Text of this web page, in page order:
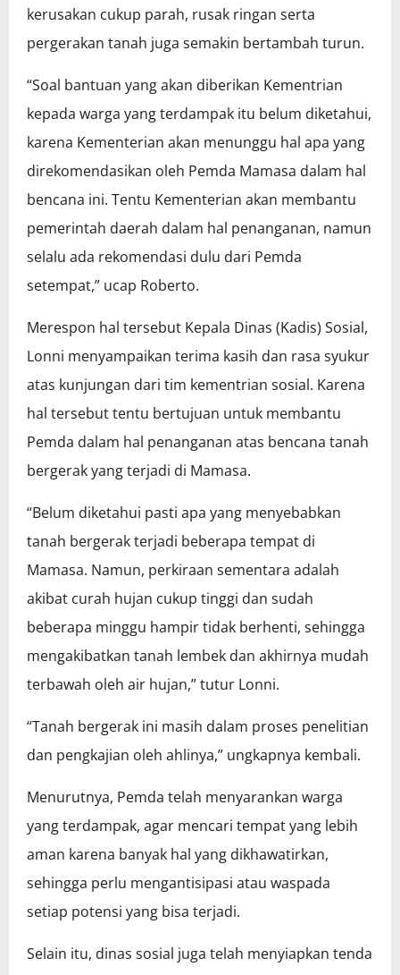
kerusakan cukup parah, rusak ringan serta
pergerakan tanah juga semakin bertambah turun.
“Soal bantuan yang akan diberikan Kementrian
kepada warga yang terdampak itu belum diketahui,
karena Kementerian akan menunggu hal apa yang
direkomendasikan oleh Pemda Mamasa dalam hal
bencana ini. Tentu Kementerian akan membantu
pemerintah daerah dalam hal penanganan, namun
selalu ada rekomendasi dulu dari Pemda
setempat,” ucap Roberto.
Merespon hal tersebut Kepala Dinas (Kadis) Sosial,
Lonni menyampaikan terima kasih dan rasa syukur
atas kunjungan dari tim kementrian sosial. Karena
hal tersebut tentu bertujuan untuk membantu
Pemda dalam hal penanganan atas bencana tanah
bergerak yang terjadi di Mamasa.
“Belum diketahui pasti apa yang menyebabkan
tanah bergerak terjadi beberapa tempat di
Mamasa. Namun, perkiraan sementara adalah
akibat curah hujan cukup tinggi dan sudah
beberapa minggu hampir tidak berhenti, sehingga
mengakibatkan tanah lembek dan akhirnya mudah
terbawah oleh air hujan,” tutur Lonni.
“Tanah bergerak ini masih dalam proses penelitian
dan pengkajian oleh ahlinya,” ungkapnya kembali.
Menurutnya, Pemda telah menyarankan warga
yang terdampak, agar mencari tempat yang lebih
aman karena banyak hal yang dikhawatirkan,
sehingga perlu mengantisipasi atau waspada
setiap potensi yang bisa terjadi.
Selain itu, dinas sosial juga telah menyiapkan tenda